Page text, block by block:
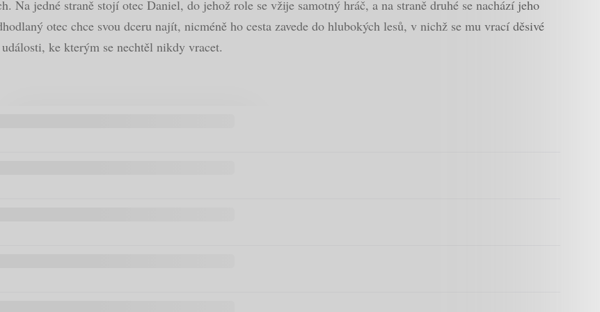
Na jedné straně stojí otec Daniel, do jehož role se vžije samotný hráč, a na straně druhé se nachází jeho
otec chce svou dceru najít, nicméně ho cesta zavede do hlubokých lesů, v nichž se mu vrací děsivé
ke kterým se nechtěl nikdy vracet.